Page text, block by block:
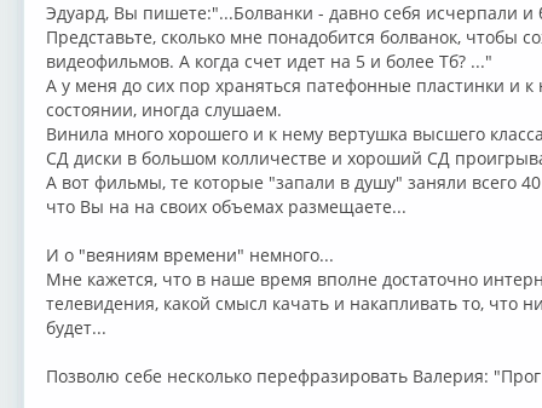
Эдуард, Вы пишете:"...Болванки - давно себя исчерпали
Представьте, сколько мне понадобится болванок, чтобы
видеофильмов. А когда счет идет на 5 и более Тб? ..."
А у меня до сих пор храняться патефонные пластинки и
состоянии, иногда слушаем.
Винила много хорошего и к нему вертушка высшего
СД диски в большом колличестве и хороший СД
А вот фильмы, те которые "запали в душу" заняли всего
что Вы на на своих объемах размещаете...
И о "веяниям времени" немного...
Мне кажется, что в наше время вполне достаточно
телевидения, какой смысл качать и накапливать то, что
будет...
Позволю себе несколько перефразировать Валерия: